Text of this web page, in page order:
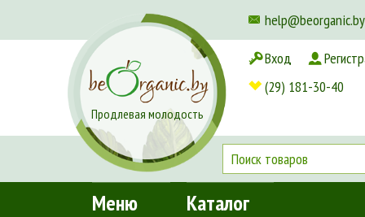
help@beorganic.by
Доставка и оплата
Продлевая молодость
Вход
(29) 181-30-40
Меню Каталог